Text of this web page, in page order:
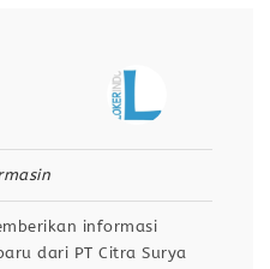
informasi
dari PT Citra Surya